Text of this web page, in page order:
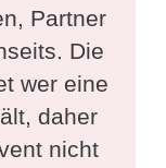
Partner
Die
wer eine
daher
nicht